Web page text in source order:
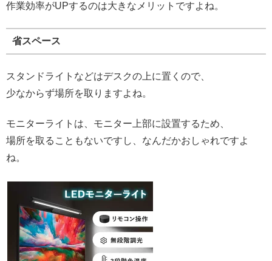
作業効率がUPするのは大きなメリットですよね。
省スペース
スタンドライトなどはデスクの上に置くので、
少なからず場所を取りますよね。
モニターライトは、モニター上部に設置するため、
場所を取ることもないですし、なんだかおしゃれですよ
ね。